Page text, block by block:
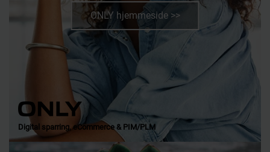
Digital sparring, eCommerce & PIM/PLM
ONLY hjemmeside >>